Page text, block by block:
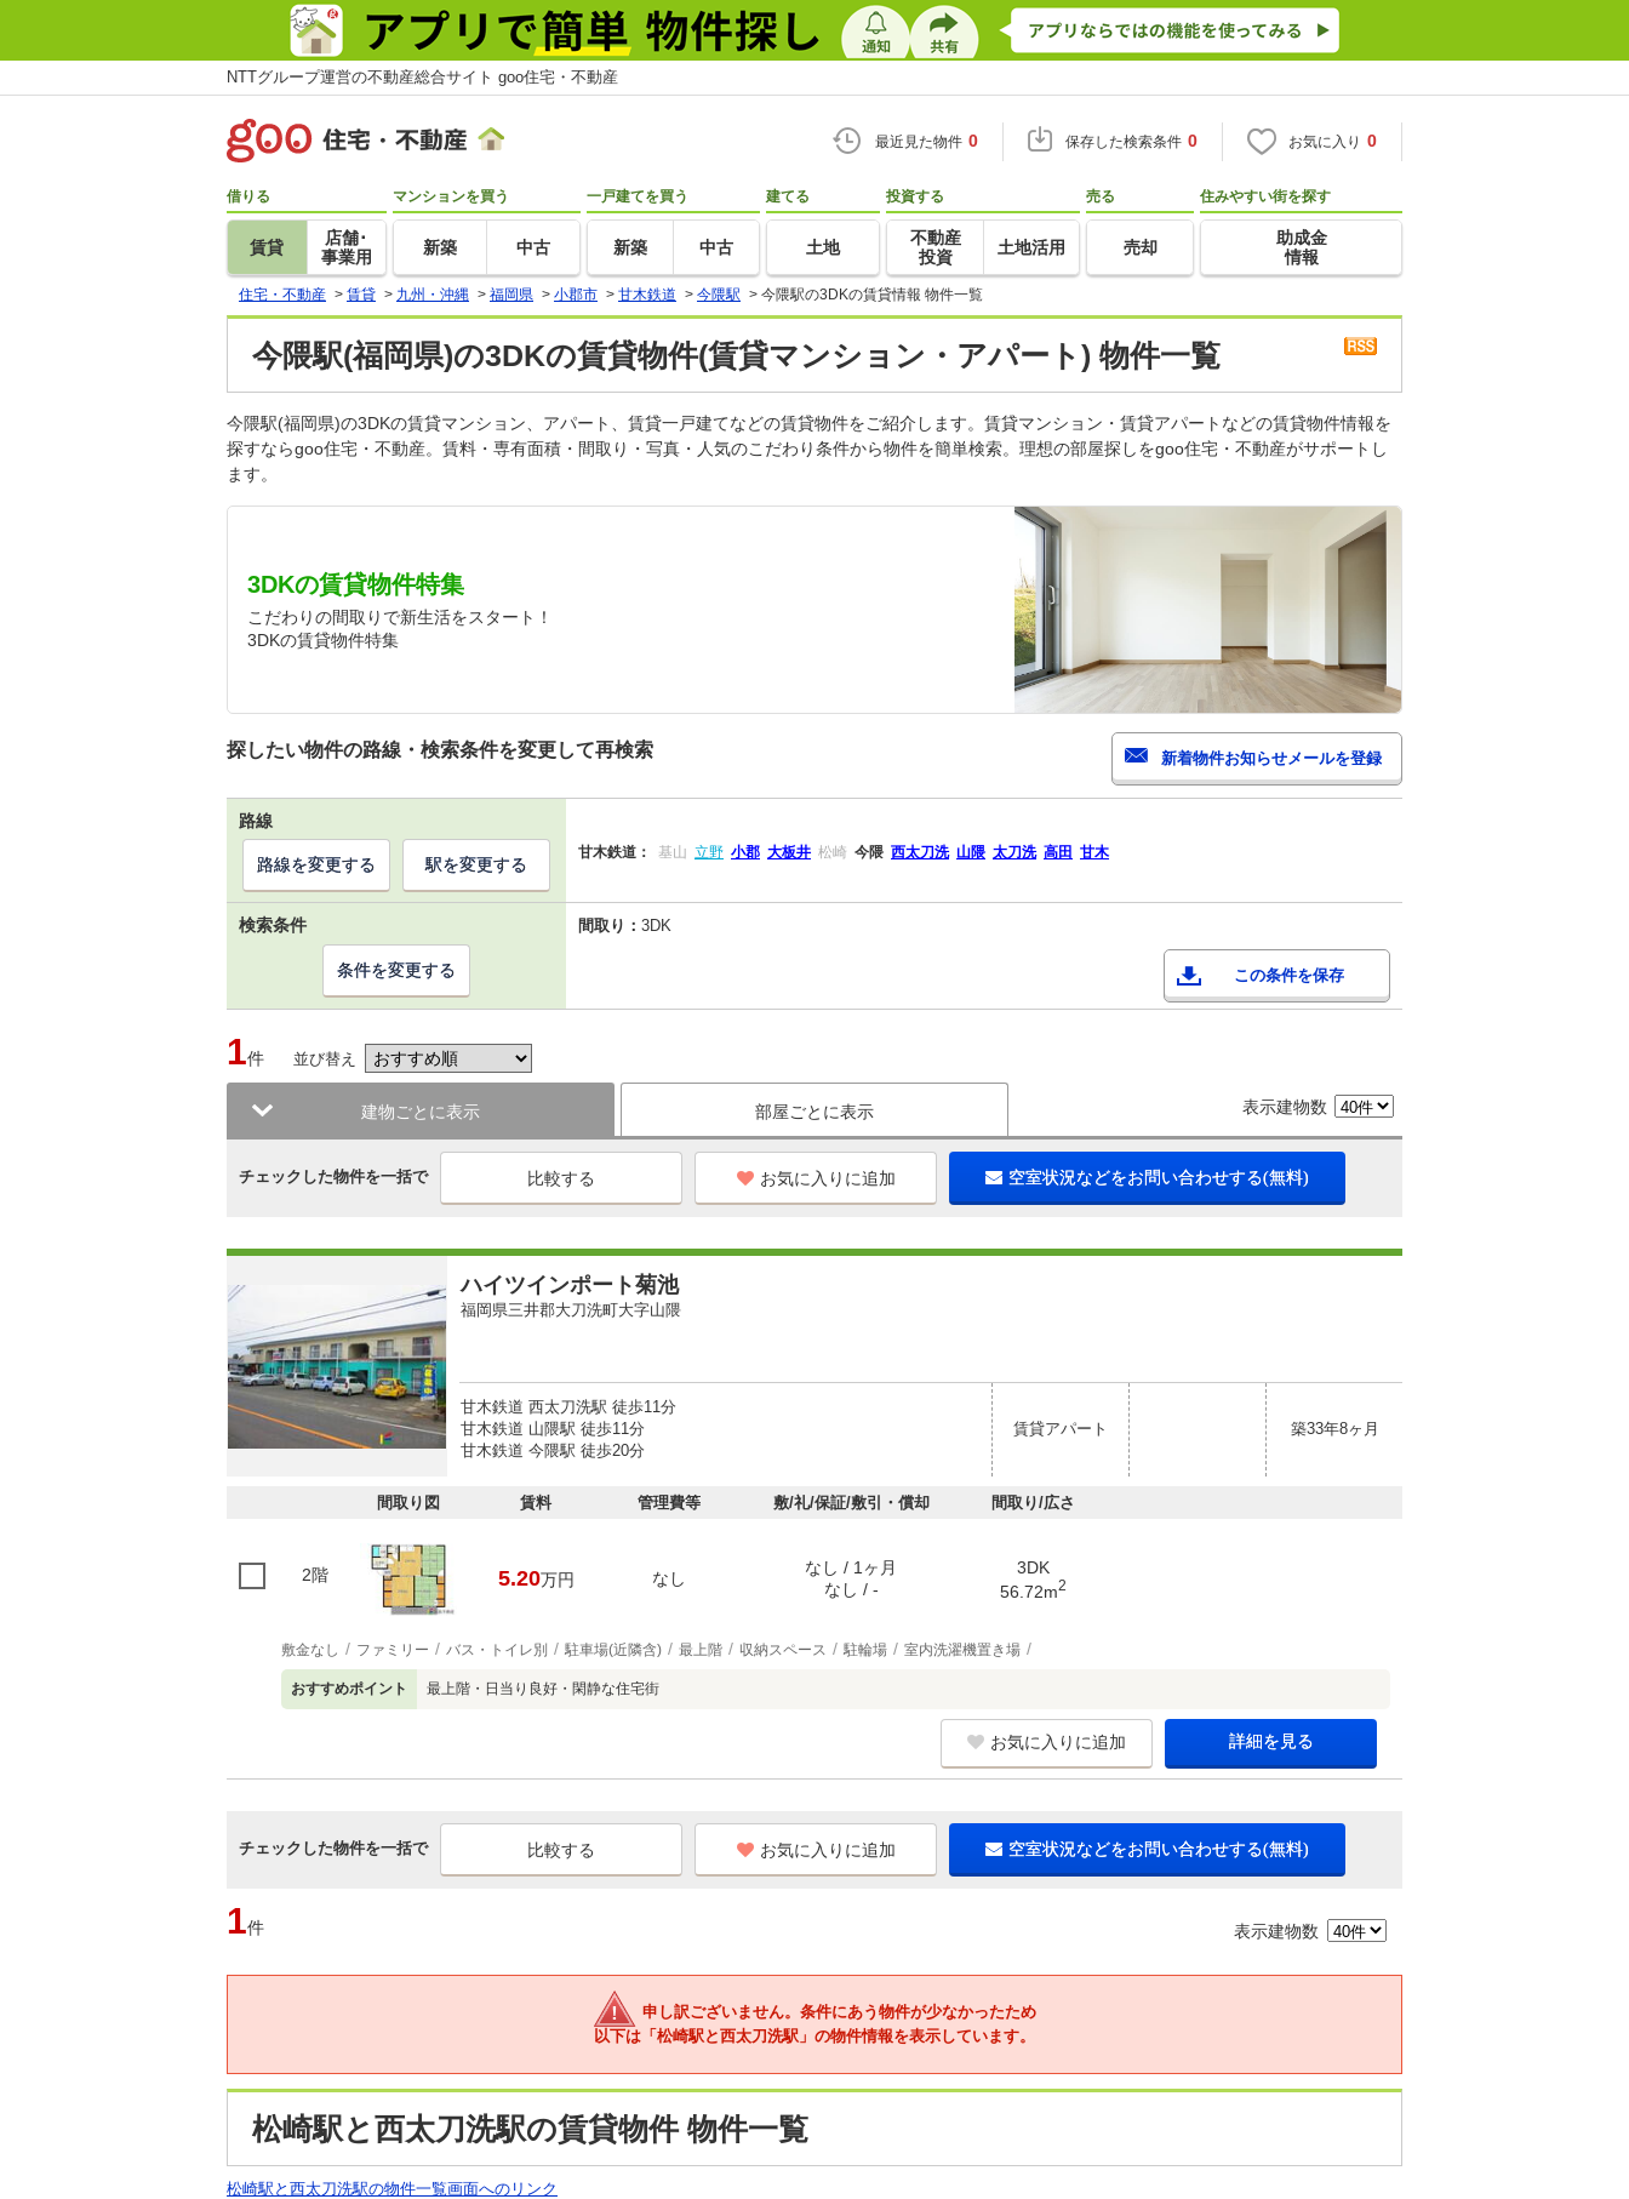
NTTグループ運営の不動産総合サイト goo住宅・不動産
最近見た物件 0 保存した検索条件 0 お気に入り 0
借りる
賃貸
店舗･
事業用
マンションを買う
新築 中古
一戸建てを買う
新築 中古
建てる
土地
投資する
不動産
投資
土地活用
売る
売却
住みやすい街を探す
助成金
情報
住宅・不動産 > 賃貸 > 九州・沖縄 > 福岡県 > 小郡市 > 甘木鉄道 > 今隈駅 > 今隈駅の3DKの賃貸情報 物件一覧
今隈駅(福岡県)の3DKの賃貸物件(賃貸マンション・アパート) 物件一覧
今隈駅(福岡県)の3DKの賃貸マンション、アパート、賃貸一戸建てなどの賃貸物件をご紹介します。賃貸マンション・賃貸アパートなどの賃貸物件情報を
探すならgoo住宅・不動産。賃料・専有面積・間取り・写真・人気のこだわり条件から物件を簡単検索。理想の部屋探しをgoo住宅・不動産がサポートし
ます。
3DKの賃貸物件特集
こだわりの間取りで新生活をスタート！
3DKの賃貸物件特集
探したい物件の路線・検索条件を変更して再検索
路線
甘木鉄道： 基山 立野 小郡 大板井 松崎 今隈 西太刀洗 山隈 太刀洗 高田 甘木
路線を変更する 駅を変更する
検索条件 間取り： 3DK
この条件を保存
条件を変更する
1件 並び替え
建物ごとに表示 部屋ごとに表示 表示建物数
チェックした物件を一括で お気に入りに追加 空室状況などをお問い合わせする(無料)
ハイツインポート菊池
福岡県三井郡大刀洗町大字山隈
甘木鉄道 西太刀洗駅 徒歩11分
甘木鉄道 山隈駅 徒歩11分
甘木鉄道 今隈駅 徒歩20分
賃貸アパート 築33年8ヶ月
間取り図 賃料 管理費等 敷/礼/保証/敷引・償却 間取り/広さ
2階 5.20万円 なし
なし / 1ヶ月
なし / -
3DK
56.72m2
敷金なし ファミリー バス・トイレ別 駐車場(近隣含) 最上階 収納スペース 駐輪場 室内洗濯機置き場
おすすめポイント 最上階・日当り良好・閑静な住宅街
お気に入りに追加 詳細を見る
チェックした物件を一括で お気に入りに追加 空室状況などをお問い合わせする(無料)
1件 表示建物数
申し訳ございません。条件にあう物件が少なかったため
以下は「松崎駅と西太刀洗駅」の物件情報を表示しています。
松崎駅と西太刀洗駅の賃貸物件 物件一覧
松崎駅と西太刀洗駅の物件一覧画面へのリンク